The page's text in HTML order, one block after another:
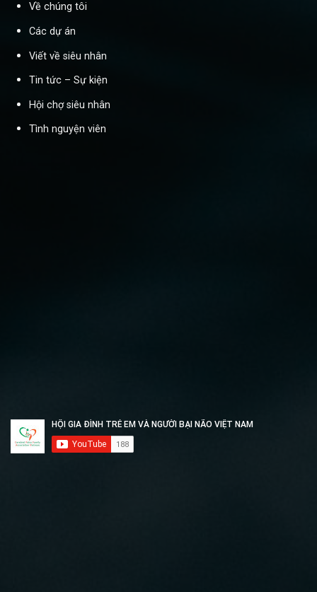
Về chúng tôi
Các dự án
Viết về siêu nhân
Tin tức – Sự kiện
Hội chợ siêu nhân
Tình nguyện viên